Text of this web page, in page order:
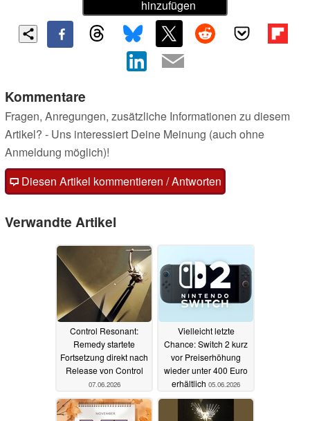
hinzufügen
Kommentare
Fragen, Anregungen, zusätzliche Informationen zu diesem
Artikel? - Uns interessiert Deine Meinung (auch ohne
Anmeldung möglich)!
Diesen Artikel kommentieren / Antworten
Verwandte Artikel
Control Resonant:
Remedy startete
Fortsetzung direkt nach
Release von Control
07.06.2026
Vielleicht letzte
Chance: Switch 2 kurz
vor Preiserhöhung
wieder unter 400 Euro
erhältlich 05.06.2026